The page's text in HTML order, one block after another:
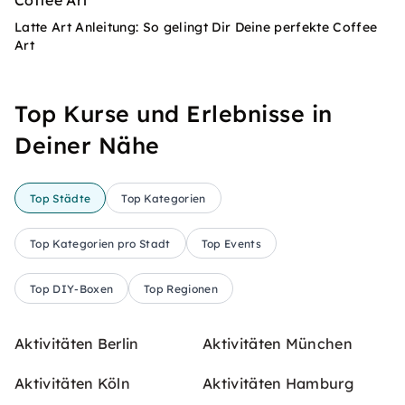
Latte Art Anleitung: So gelingt Dir Deine perfekte Coffee
Art
Top Kurse und Erlebnisse in
Deiner Nähe
Top Städte Top Kategorien
Top Kategorien pro Stadt Top Events
Top DIY-Boxen Top Regionen
Aktivitäten Berlin Aktivitäten München
Aktivitäten Köln Aktivitäten Hamburg